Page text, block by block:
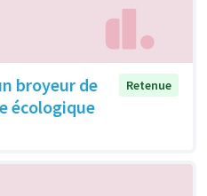
broyeur de
écologique
Retenue